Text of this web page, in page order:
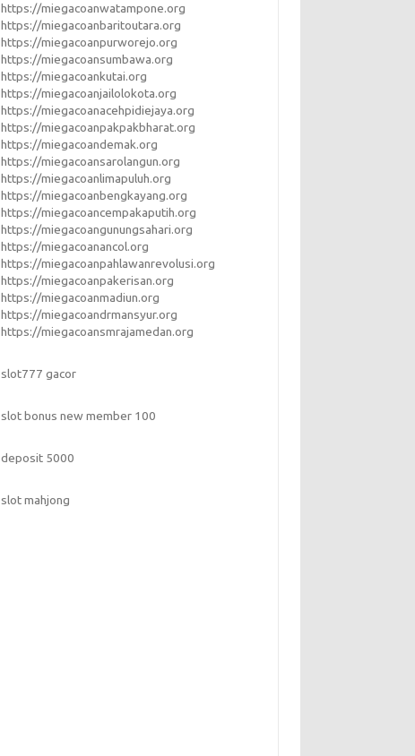
https://miegacoanwatampone.org
https://miegacoanbaritoutara.org
https://miegacoanpurworejo.org
https://miegacoansumbawa.org
https://miegacoankutai.org
https://miegacoanjailolokota.org
https://miegacoanacehpidiejaya.org
https://miegacoanpakpakbharat.org
https://miegacoandemak.org
https://miegacoansarolangun.org
https://miegacoanlimapuluh.org
https://miegacoanbengkayang.org
https://miegacoancempakaputih.org
https://miegacoangunungsahari.org
https://miegacoanancol.org
https://miegacoanpahlawanrevolusi.org
https://miegacoanpakerisan.org
https://miegacoanmadiun.org
https://miegacoandrmansyur.org
https://miegacoansmrajamedan.org
slot777 gacor
slot bonus new member 100
deposit 5000
slot mahjong